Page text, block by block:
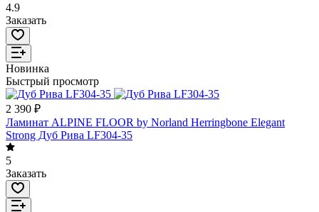
4.9
Заказать
Новинка
Быстрый просмотр
2 390 ₽
Ламинат ALPINE FLOOR by Norland Herringbone Elegant
Strong Дуб Рива LF304-35
5
Заказать